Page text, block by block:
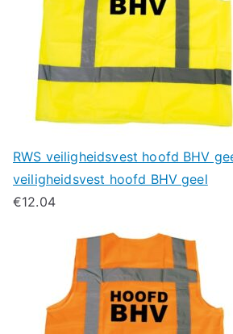
RWS veiligheidsvest hoofd BHV
veiligheidsvest hoofd BHV geel
€12.04